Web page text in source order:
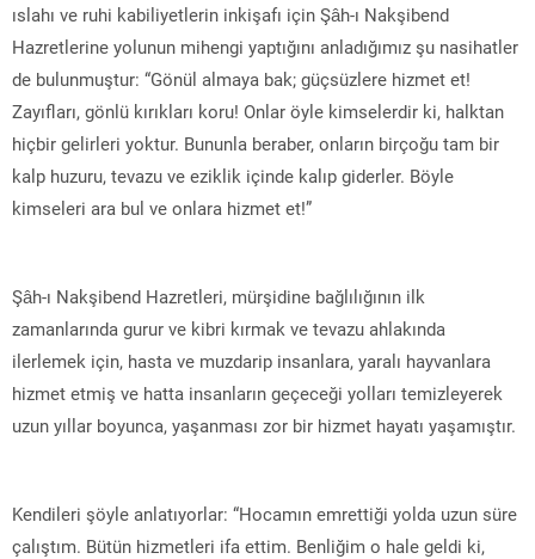
ıslahı ve ruhi kabiliyetlerin inkişafı için Şâh-ı Nakşibend
Hazretlerine yolunun mihengi yaptığını anladığımız şu nasihatler
de bulunmuştur: “Gönül almaya bak; güçsüzlere hizmet et!
Zayıfları, gönlü kırıkları koru! Onlar öyle kimselerdir ki, halktan
hiçbir gelirleri yoktur. Bununla beraber, onların birçoğu tam bir
kalp huzuru, tevazu ve eziklik içinde kalıp giderler. Böyle
kimseleri ara bul ve onlara hizmet et!”
Şâh-ı Nakşibend Hazretleri, mürşidine bağlılığının ilk
zamanlarında gurur ve kibri kırmak ve tevazu ahlakında
ilerlemek için, hasta ve muzdarip insanlara, yaralı hayvanlara
hizmet etmiş ve hatta insanların geçeceği yolları temizleyerek
uzun yıllar boyunca, yaşanması zor bir hizmet hayatı yaşamıştır.
Kendileri şöyle anlatıyorlar: “Hocamın emrettiği yolda uzun süre
çalıştım. Bütün hizmetleri ifa ettim. Benliğim o hale geldi ki,